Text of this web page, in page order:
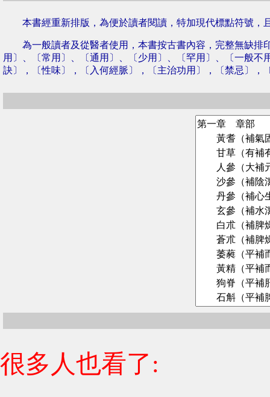
本書經重新排版，為便於讀者閱讀，特加現代標點符號，
為一般讀者及從醫者使用，本書按古書內容，完整無缺排
用〕、〔常用〕、〔通用〕、〔少用〕、〔罕用〕、〔一般
訣〕，〔性味〕，〔入何經脈〕，〔主治功用〕，〔禁忌〕
很多人也看了: